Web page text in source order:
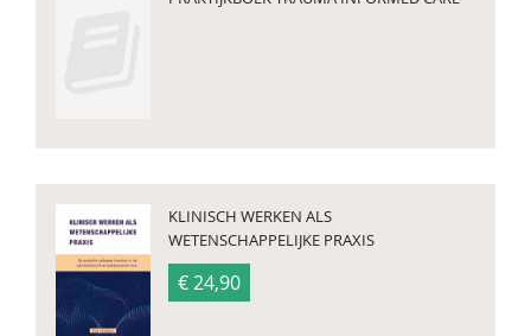
KLINISCH WERKEN ALS
WETENSCHAPPELIJKE PRAXIS
€ 24,90